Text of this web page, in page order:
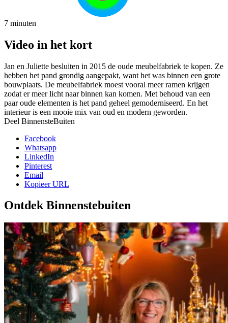
7 minuten
Video in het kort
Jan en Juliette besluiten in 2015 de oude meubelfabriek te kopen. Ze
hebben het pand grondig aangepakt, want het was binnen een grote
bouwplaats. De meubelfabriek moest vooral meer ramen krijgen
zodat er meer licht naar binnen kan komen. Met behoud van een
paar oude elementen is het pand geheel gemoderniseerd. En het
interieur is een mooie mix van oud en modern geworden.
Deel BinnensteBuiten
Facebook
Whatsapp
LinkedIn
Pinterest
Email
Kopieer URL
Ontdek Binnenstebuiten